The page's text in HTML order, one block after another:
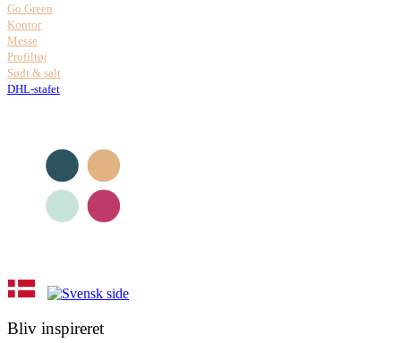
Go Green
Kontor
Messe
Profiltøj
Sødt & salt
DHL-stafet
Bliv inspireret